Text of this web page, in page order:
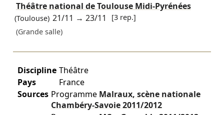
Théâtre national de Toulouse Midi-Pyrénées
(Toulouse) 21/11 →23/11
[3 rep.]
(Grande salle)
Discipline Théâtre
Pays
France
Sources Programme Malraux, scène nationale
Chambéry-Savoie2011/2012